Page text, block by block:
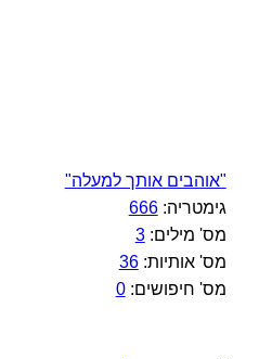
"אוהבים אותך למעלה"
גימטריה:666
מס' מילים:3
מס' אותיות:36
מס' חיפושים:0